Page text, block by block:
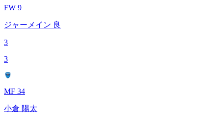
FW 9
ジャーメイン 良
3
3
MF 34
小倉 陽太